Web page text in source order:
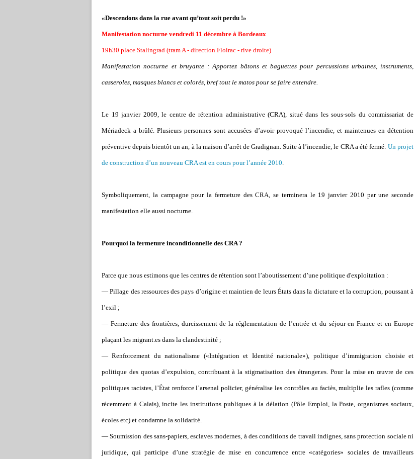
«Descendons dans la rue avant qu’tout soit perdu !»
Manifestation nocturne vendredi 11 décembre à Bordeaux
19h30 place Stalingrad (tram A - direction Floirac - rive droite)
Manifestation nocturne et bruyante : Apportez bâtons et baguettes pour percussions urbaines, instruments,
casseroles, masques blancs et colorés, bref tout le matos pour se faire entendre.
Le 19 janvier 2009, le centre de rétention administrative (CRA), situé dans les sous-sols du commissariat de
Mériadeck a brûlé. Plusieurs personnes sont accusées d’avoir provoqué l’incendie, et maintenues en détention
préventive depuis bientôt un an, à la maison d’arrêt de Gradignan. Suite à l’incendie, le CRA a été fermé. Un projet
de construction d’un nouveau CRA est en cours pour l’année 2010.
Symboliquement, la campagne pour la fermeture des CRA, se terminera le 19 janvier 2010 par une seconde
manifestation elle aussi nocturne.
Pourquoi la fermeture inconditionnelle des CRA ?
Parce que nous estimons que les centres de rétention sont l’aboutissement d’une politique d'exploitation :
— Pillage des ressources des pays d’origine et maintien de leurs États dans la dictature et la corruption, poussant à
l’exil ;
— Fermeture des frontières, durcissement de la réglementation de l’entrée et du séjour en France et en Europe
plaçant les migrant.es dans la clandestinité ;
— Renforcement du nationalisme («Intégration et Identité nationale»), politique d’immigration choisie et
politique des quotas d’expulsion, contribuant à la stigmatisation des étranger.es. Pour la mise en œuvre de ces
politiques racistes, l’État renforce l’arsenal policier, généralise les contrôles au faciès, multiplie les rafles (comme
récemment à Calais), incite les institutions publiques à la délation (Pôle Emploi, la Poste, organismes sociaux,
écoles etc) et condamne la solidarité.
— Soumission des sans-papiers, esclaves modernes, à des conditions de travail indignes, sans protection sociale ni
juridique, qui participe d’une stratégie de mise en concurrence entre «catégories» sociales de travailleurs